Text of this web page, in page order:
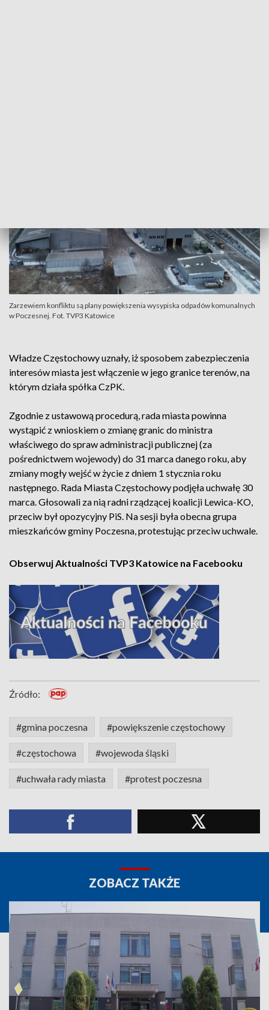
Zarzewiem konfliktu są plany powiększenia wysypiska odpadów komunalnych
w Poczesnej. Fot. TVP3 Katowice
Władze Częstochowy uznały, iż sposobem zabezpieczenia
interesów miasta jest włączenie w jego granice terenów, na
którym działa spółka CzPK.
Zgodnie z ustawową procedurą, rada miasta powinna
wystąpić z wnioskiem o zmianę granic do ministra
właściwego do spraw administracji publicznej (za
pośrednictwem wojewody) do 31 marca danego roku, aby
zmiany mogły wejść w życie z dniem 1 stycznia roku
następnego. Rada Miasta Częstochowy podjęła uchwałę 30
marca. Głosowali za nią radni rządzącej koalicji Lewica-KO,
przeciw był opozycyjny PiS. Na sesji była obecna grupa
mieszkańców gminy Poczesna, protestując przeciw uchwale.
Obserwuj Aktualności TVP3 Katowice na Facebooku
Źródło:
#gmina poczesna #powiększenie częstochowy
#częstochowa #wojewoda śląski
#uchwała rady miasta #protest poczesna
ZOBACZ TAKŻE